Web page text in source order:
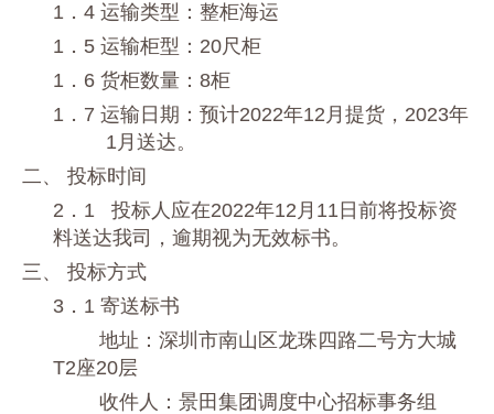
1．4 运输类型：整柜海运
1．5 运输柜型：20尺柜
1．6 货柜数量：8柜
1．7 运输日期：预计2022年12 月提货， 2023年
1月送达。
二、 投标时间
2．1 投标人应在2022年12月11日前将投标资
料送达我司，逾期视为无效标书。
三、 投标方式
3．1 寄送标书
地址： 深圳市南山区龙珠四路二号方大城
T2座20层
收件人：景田集团调度中心招标事务组